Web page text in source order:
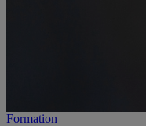
Formation